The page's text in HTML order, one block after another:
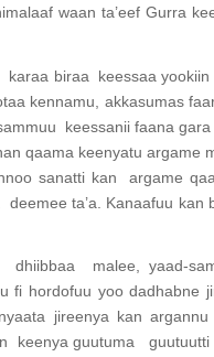
waan ta’eef Gurra
biraa keessaa
kennamu, akkasumas
sammuu keessanii faana
qaama keenyatu
sanatti kan argame
ta’a. Kanaafuu
malee, yaad-
fi hordofuu yoo dadhabne
jireenya kan
keenya guutuma